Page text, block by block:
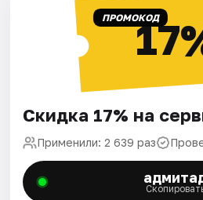
ПРОМОКОД
Скидка 17% на
Применили: 2 639 раз